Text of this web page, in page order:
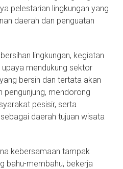
pelestarian lingkungan yang
daerah dan penguatan
lingkungan, kegiatan
mendukung sektor
bersih dan tertata akan
pengunjung, mendorong
pesisir, serta
daerah tujuan wisata
kebersamaan tampak
bahu-membahu, bekerja